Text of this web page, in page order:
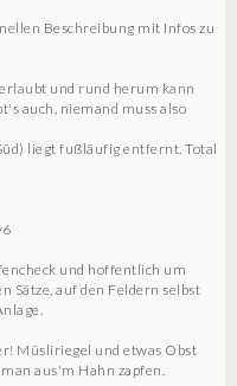
Beschreibung mit Infos zu
und rund herum kann
auch, niemand muss also
liegt fußläufig entfernt. Total
und hoffentlich um
Sätze, auf den Feldern selbst
Müsliriegel und etwas Obst
aus'm Hahn zapfen.